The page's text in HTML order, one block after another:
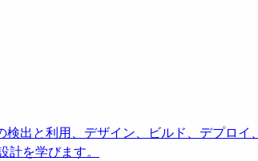
出と利用、デザイン、ビルド、デプロイ
を学びます。